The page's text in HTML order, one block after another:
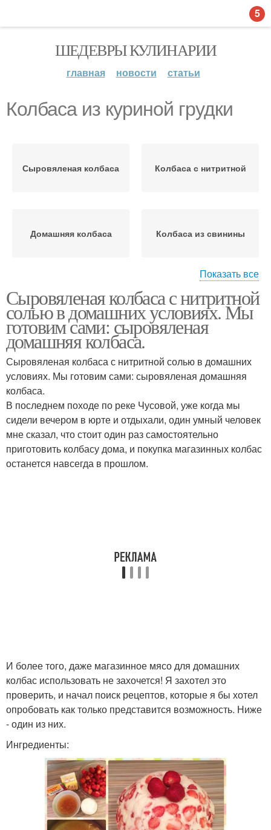
ШЕДЕВРЫ КУЛИНАРИИ
главная новости статьи
Колбаса из куриной грудки
Сыровяленая колбаса Колбаса с нитритной
Домашняя колбаса Колбаса из свинины
классическому рецепту
Свино-говяжья колбаса
Колбасы с нитритной
Грудки в домашних
условиях
Колбаса из курицы
Колбаса в домашних
условиях
Показать все
Сыровяленая колбаса с нитритной
солью в домашних условиях. Мы
готовим сами: сыровяленая
домашняя колбаса.
Сыровяленая колбаса с нитритной солью в домашних
условиях. Мы готовим сами: сыровяленая домашняя
колбаса.
В последнем походе по реке Чусовой, уже когда мы
сидели вечером в юрте и отдыхали, один умный человек
мне сказал, что стоит один раз самостоятельно
приготовить колбасу дома, и покупка магазинных колбас
останется навсегда в прошлом.
И более того, даже магазинное мясо для домашних
колбас использовать не захочется! Я захотел это
проверить, и начал поиск рецептов, которые я бы хотел
опробовать как только представится возможность. Ниже
- один из них.
Ингредиенты:
5